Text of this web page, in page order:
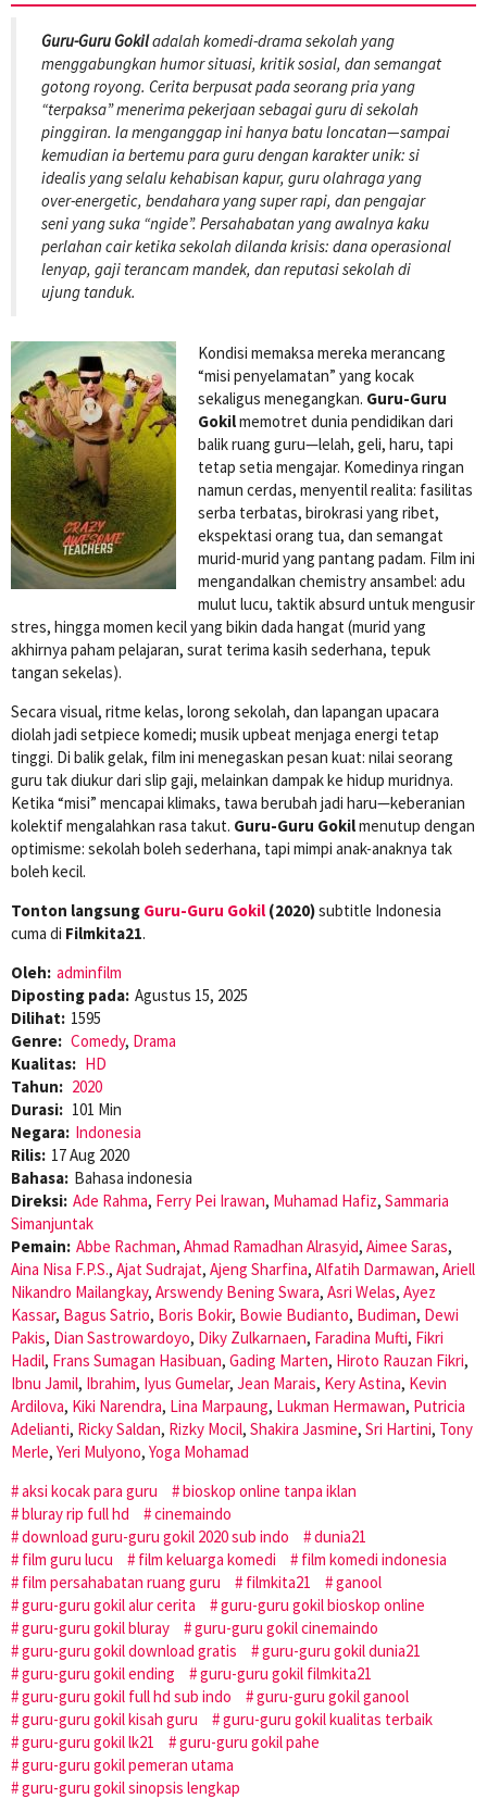
Guru-Guru Gokiladalah komedi-drama sekolah yang
menggabungkan humor situasi, kritik sosial, dan semangat
gotong royong. Cerita berpusat pada seorang pria yang
“terpaksa” menerima pekerjaan sebagai guru di sekolah
pinggiran. Ia menganggap ini hanya batu loncatan—sampai
kemudian ia bertemu para guru dengan karakter unik: si
idealis yang selalu kehabisan kapur, guru olahraga yang
over-energetic, bendahara yang super rapi, dan pengajar
seni yang suka “ngide”. Persahabatan yang awalnya kaku
perlahan cair ketika sekolah dilanda krisis: dana operasional
lenyap, gaji terancam mandek, dan reputasi sekolah di
ujung tanduk.
Kondisi memaksa mereka merancang
“misi penyelamatan” yang kocak
sekaligus menegangkan. Guru-Guru
Gokilmemotret dunia pendidikan dari
balik ruang guru—lelah, geli, haru, tapi
tetap setia mengajar. Komedinya ringan
namun cerdas, menyentil realita: fasilitas
serba terbatas, birokrasi yang ribet,
ekspektasi orang tua, dan semangat
murid-murid yang pantang padam. Film ini
mengandalkan chemistry ansambel: adu
mulut lucu, taktik absurd untuk mengusir
stres, hingga momen kecil yang bikin dada hangat (murid yang
akhirnya paham pelajaran, surat terima kasih sederhana, tepuk
tangan sekelas).
Secara visual, ritme kelas, lorong sekolah, dan lapangan upacara
diolah jadi setpiece komedi; musik upbeat menjaga energi tetap
tinggi. Di balik gelak, film ini menegaskan pesan kuat: nilai seorang
guru tak diukur dari slip gaji, melainkan dampak ke hidup muridnya.
Ketika “misi” mencapai klimaks, tawa berubah jadi haru—keberanian
kolektif mengalahkan rasa takut. Guru-Guru Gokilmenutup dengan
optimisme: sekolah boleh sederhana, tapi mimpi anak-anaknya tak
boleh kecil.
Tonton langsung Guru-Guru Gokil (2020)subtitle Indonesia
cuma di Filmkita21.
Oleh: adminfilm
Diposting pada: Agustus 15, 2025
Dilihat: 1595
Genre: Comedy, Drama
Kualitas: HD
Tahun: 2020
Durasi: 101 Min
Negara: Indonesia
Rilis: 17 Aug 2020
Bahasa: Bahasa indonesia
Direksi: Ade Rahma, Ferry Pei Irawan, Muhamad Hafiz, Sammaria
Simanjuntak
Pemain: Abbe Rachman, Ahmad Ramadhan Alrasyid, Aimee Saras,
Aina Nisa F.P.S., Ajat Sudrajat, Ajeng Sharfina, Alfatih Darmawan, Ariell
Nikandro Mailangkay, Arswendy Bening Swara, Asri Welas, Ayez
Kassar, Bagus Satrio, Boris Bokir, Bowie Budianto, Budiman, Dewi
Pakis, Dian Sastrowardoyo, Diky Zulkarnaen, Faradina Mufti, Fikri
Hadil, Frans Sumagan Hasibuan, Gading Marten, Hiroto Rauzan Fikri,
Ibnu Jamil, Ibrahim, Iyus Gumelar, Jean Marais, Kery Astina, Kevin
Ardilova, Kiki Narendra, Lina Marpaung, Lukman Hermawan, Putricia
Adelianti, Ricky Saldan, Rizky Mocil, Shakira Jasmine, Sri Hartini, Tony
Merle, Yeri Mulyono, Yoga Mohamad
aksi kocak para guru
bioskop online tanpa iklan
bluray rip full hd
cinemaindo
download guru-guru gokil 2020 sub indo
dunia21
film guru lucu
film keluarga komedi
film komedi indonesia
film persahabatan ruang guru
filmkita21
ganool
guru-guru gokil alur cerita
guru-guru gokil bioskop online
guru-guru gokil bluray
guru-guru gokil cinemaindo
guru-guru gokil download gratis
guru-guru gokil dunia21
guru-guru gokil ending
guru-guru gokil filmkita21
guru-guru gokil full hd sub indo
guru-guru gokil ganool
guru-guru gokil kisah guru
guru-guru gokil kualitas terbaik
guru-guru gokil lk21
guru-guru gokil pahe
guru-guru gokil pemeran utama
guru-guru gokil sinopsis lengkap